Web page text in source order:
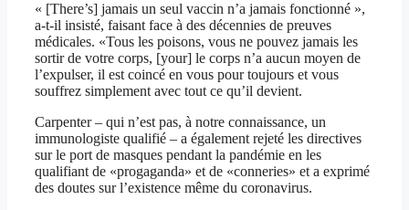
« [There’s] jamais un seul vaccin n’a jamais fonctionné »,
a-t-il insisté, faisant face à des décennies de preuves
médicales. «Tous les poisons, vous ne pouvez jamais les
sortir de votre corps, [your] le corps n’a aucun moyen de
l’expulser, il est coincé en vous pour toujours et vous
souffrez simplement avec tout ce qu’il devient.
Carpenter – qui n’est pas, à notre connaissance, un
immunologiste qualifié – a également rejeté les directives
sur le port de masques pendant la pandémie en les
qualifiant de «progaganda» et de «conneries» et a exprimé
des doutes sur l’existence même du coronavirus.